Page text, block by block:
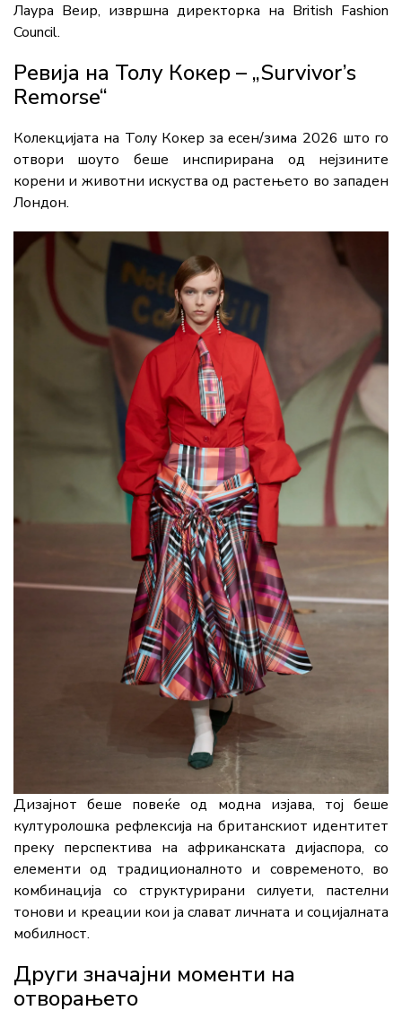
Лаура Веир, извршна директорка на British Fashion
Council.
Ревија на Толу Кокер – „Survivor’s
Remorse“
Колекцијата на Толу Кокер за есен/зима 2026 што го
отвори шоуто беше инспирирана од нејзините
корени и животни искуства од растењето во западен
Лондон.
Дизајнот беше повеќе од модна изјава, тој беше
културолошка рефлексија на британскиот идентитет
преку перспектива на африканската дијаспора, со
елементи од традиционалното и современото, во
комбинација со структурирани силуети, пастелни
тонови и креации кои ја слават личната и социјалната
мобилност.
Други значајни моменти на
отворањето